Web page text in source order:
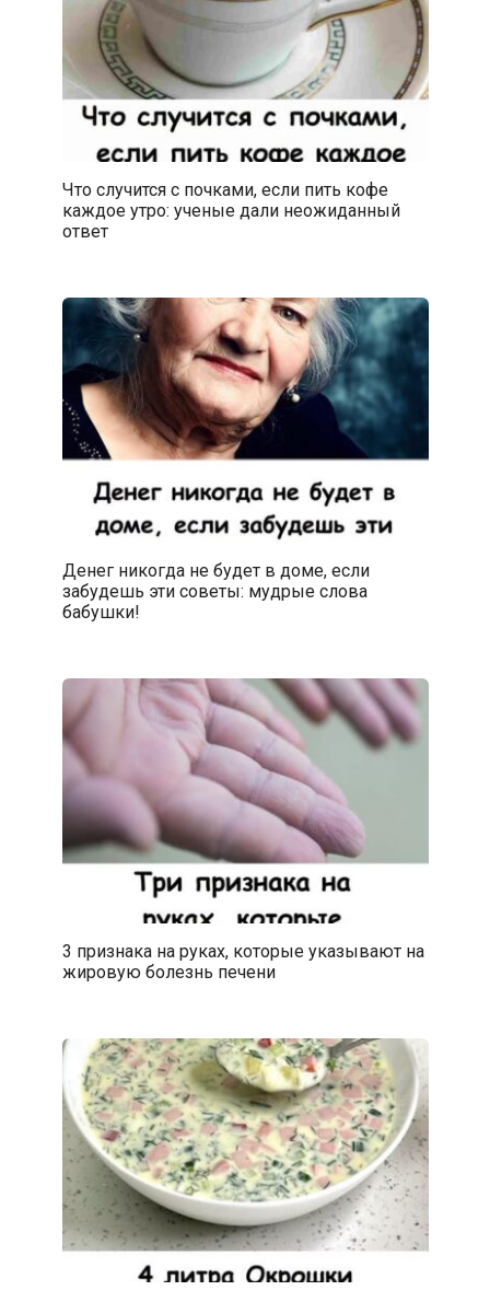
Что случится с почками, если пить кофе
каждое утро: ученые дали неожиданный
ответ
Денег никогда не будет в доме, если
забудешь эти советы: мудрые слова
бабушки!
3 признака на руках, которые указывают на
жировую болезнь печени